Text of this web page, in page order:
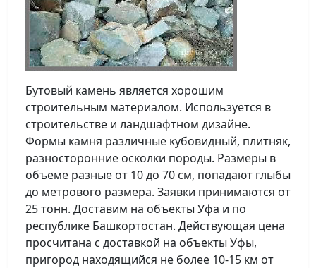
Бутовый камень является хорошим
строительным материалом. Используется в
строительстве и ландшафтном дизайне.
Формы камня различные кубовидный, плитняк,
разносторонние осколки породы. Размеры в
объеме разные от 10 до 70 см, попадают глыбы
до метрового размера. Заявки принимаются от
25 тонн. Доставим на объекты Уфа и по
республике Башкортостан. Действующая цена
просчитана с доставкой на объекты Уфы,
пригород находящийся не более 10-15 км от